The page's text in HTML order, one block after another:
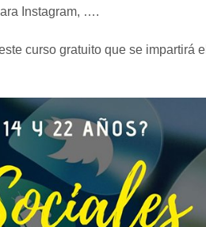
Instagram, ….
curso gratuito que se impartirá el